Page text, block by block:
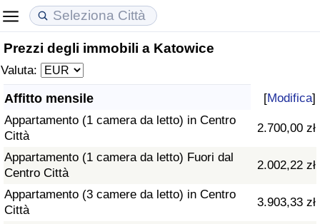
Prezzi degli immobili a Katowice
Valuta:
Affitto mensile [Modifica]
Appartamento (1 camera da letto) in Centro
Città
2.700,00 zł
Appartamento (1 camera da letto) Fuori dal
Centro Città
2.002,22 zł
Appartamento (3 camere da letto) in Centro
Città
3.903,33 zł
Costo della vita
Indice Del Costo Della Vita (corrente)
Indice Del Costo Della Vita
Indice del Costo della Vita per Nazione
ad Aqaba
Prezzi degli immobili
Indice del Prezzo delle Case (Corrente)
Indice del Prezzo delle Case
Indice del Prezzo delle Case per Nazione
Qualità della Vita
Indice della Qualità della Vita
Indice della Qualità della Vita (Corrente)
Indice della qualità della vita per Paese
Criminalità